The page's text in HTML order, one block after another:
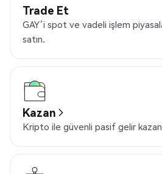
Trade Et
GAY’i spot ve vadeli işlem
satın.
Kazan
Kripto ile güvenli pasif gelir